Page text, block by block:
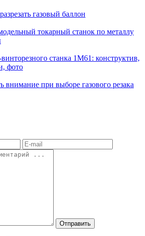
газовый баллон
токарный станок по металлу
станка 1М61: конструктив,
фото
внимание при выборе газового резака
Отправить